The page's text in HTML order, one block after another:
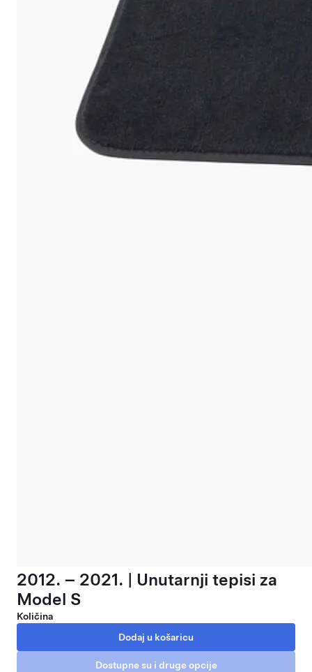
2012. – 2021. | Unutarnji tepisi za
Model S
Količina